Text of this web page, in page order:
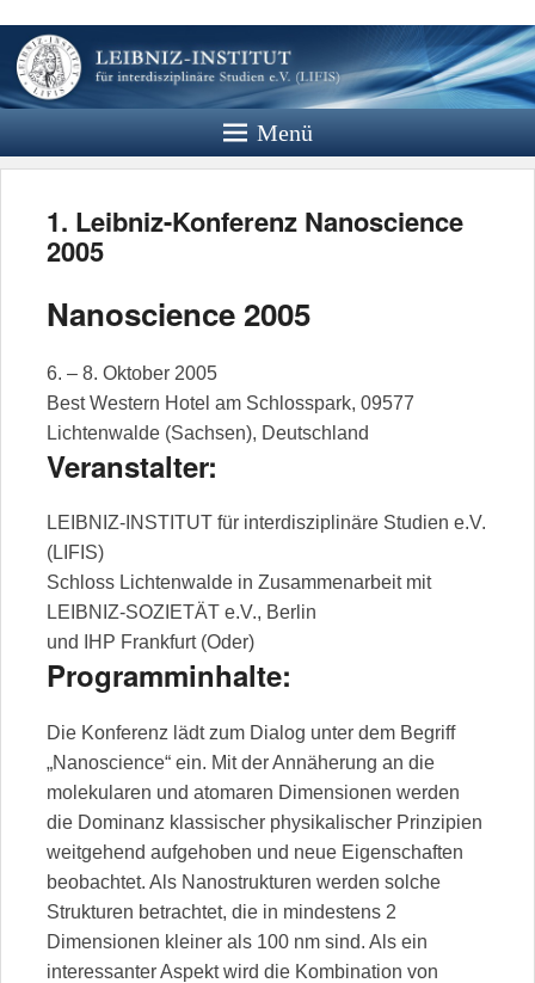
Leibniz
Institut
Website des Leibniz Instituts für
Interdisziplinäre Studien e.V.
Menü
1. Leibniz-Konferenz Nanoscience
2005
Nanoscience 2005
6. – 8. Oktober 2005
Best Western Hotel am Schlosspark, 09577
Lichtenwalde (Sachsen), Deutschland
Veranstalter:
LEIBNIZ-INSTITUT für interdisziplinäre Studien e.V.
(LIFIS)
Schloss Lichtenwalde in Zusammenarbeit mit
LEIBNIZ-SOZIETÄT e.V., Berlin
und IHP Frankfurt (Oder)
Programminhalte:
Die Konferenz lädt zum Dialog unter dem Begriff
„Nanoscience“ ein. Mit der Annäherung an die
molekularen und atomaren Dimensionen werden
die Dominanz klassischer physikalischer Prinzipien
weitgehend aufgehoben und neue Eigenschaften
beobachtet. Als Nanostrukturen werden solche
Strukturen betrachtet, die in mindestens 2
Dimensionen kleiner als 100 nm sind. Als ein
interessanter Aspekt wird die Kombination von